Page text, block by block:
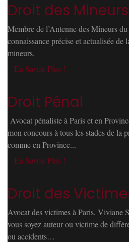
Droit des Mineurs
Membre de l’Antenne des Mineurs
connaissance précise et actualisée de
mineurs.
En Savoir Plus !
Droit Pénal
Avocat pénaliste à Paris et en
mon concours à tous les stades de la
comme en Province...
En Savoir Plus !
Droit des
Avocat des victimes à Paris, Viviane
vous soyez auteur ou victime de
ou accidents…